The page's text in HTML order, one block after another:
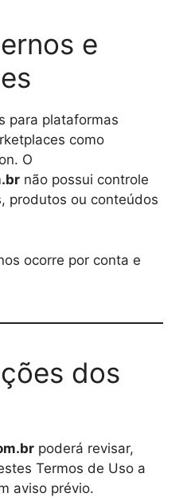
e
para plataformas
como
O
não possui controle
produtos ou conteúdos
ocorre por conta e
dos
poderá revisar,
Termos de Uso a
aviso prévio.